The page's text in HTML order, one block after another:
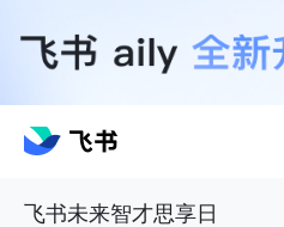
飞书未来智才思享日